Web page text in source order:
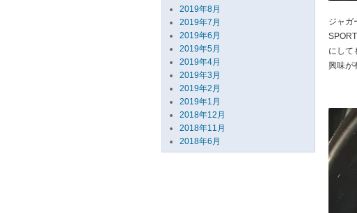
2019年8月
2019年7月
2019年6月
2019年5月
2019年4月
2019年3月
2019年2月
2019年1月
2018年12月
2018年11月
2018年6月
ジャガ
にして
興味が